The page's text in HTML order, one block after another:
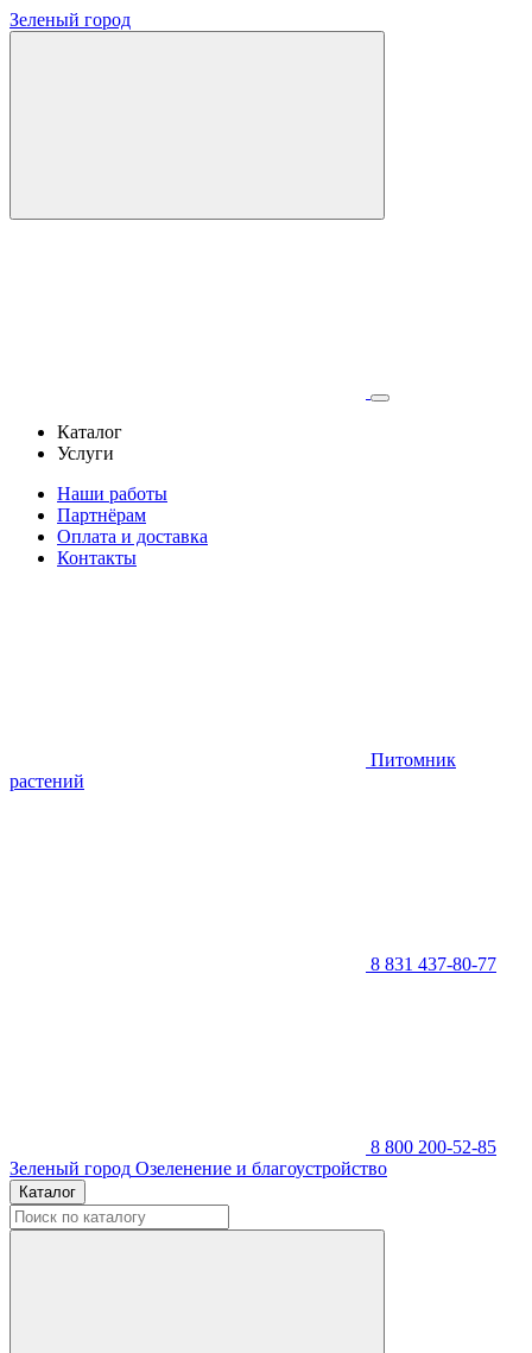
Зеленый город
Каталог
Услуги
Наши работы
Партнёрам
Оплата и доставка
Контакты
Питомник
растений
8 831 437-80-77
8 800 200-52-85
Зеленый город Озеленение и благоустройство
Каталог